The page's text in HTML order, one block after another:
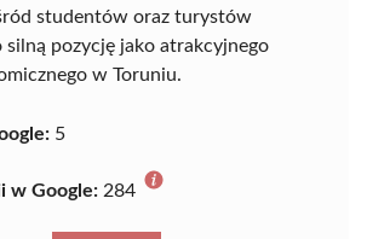
studentów oraz turystów
silną pozycję jako atrakcyjnego
w Toruniu.
5
w Google: 284